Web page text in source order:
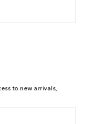
to new arrivals,